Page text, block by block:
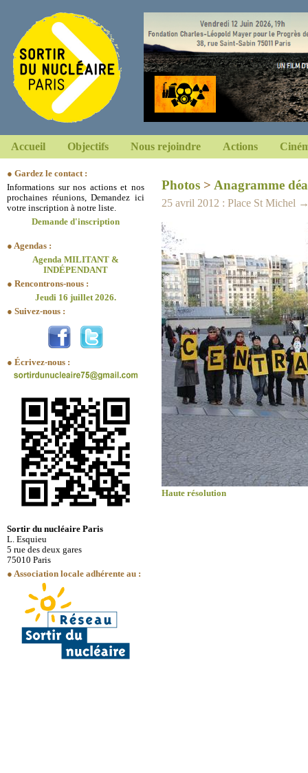
Accueil Objectifs Nous rejoindre Actions
● Gardez le contact :
Informations sur nos actions et nos
prochaines réunions, Demandez ici
votre inscription à notre liste.
Demande d'inscription
● Agendas :
Agenda MILITANT &
INDÉPENDANT
● Rencontrons-nous :
Jeudi 16 juillet 2026.
● Suivez-nous :
● Écrivez-nous :
Sortir du nucléaire Paris
L. Esquieu
5 rue des deux gares
75010 Paris
● Association locale adhérente au :
Photos > Anagramme
25 avril 2012 : Place St Michel
Haute résolution